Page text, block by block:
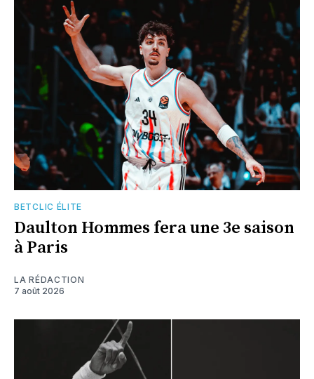
BETCLIC ÉLITE
Daulton Hommes fera une 3e saison
à Paris
LA RÉDACTION
7 août 2026